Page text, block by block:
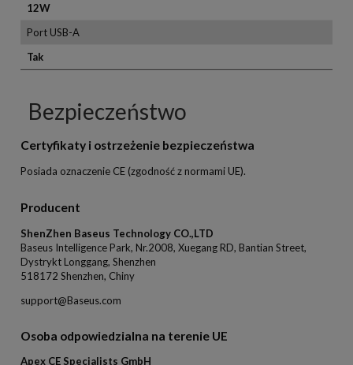
12W
Port USB-A
Tak
Bezpieczeństwo
Certyfikaty i ostrzeżenie bezpieczeństwa
Posiada oznaczenie CE (zgodność z normami UE).
Producent
ShenZhen Baseus Technology CO.,LTD
Baseus Intelligence Park, Nr.2008, Xuegang RD, Bantian Street,
Dystrykt Longgang, Shenzhen
518172 Shenzhen, Chiny
support@Baseus.com
Osoba odpowiedzialna na terenie UE
Apex CE Specialists GmbH